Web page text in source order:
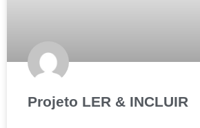
Projeto LER & INCLUIR